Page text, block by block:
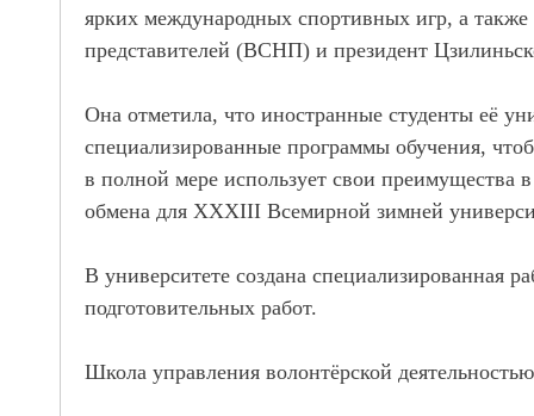
ярких международных спортивных игр, а
представителей (ВСНП) и президент
Она отметила, что иностранные студенты её
специализированные программы обучения,
в полной мере использует свои преимущества
обмена для XXXIII Всемирной зимней
В университете создана специализированная
подготовительных работ.
Школа управления волонтёрской